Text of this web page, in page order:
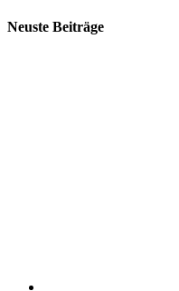
Neuste Beiträge